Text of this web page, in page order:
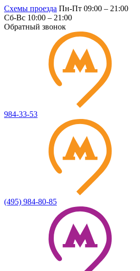
Схемы проезда Пн-Пт 09:00 – 21:00
Сб-Вс 10:00 – 21:00
Обратный звонок
984-33-53
(495) 984-80-85